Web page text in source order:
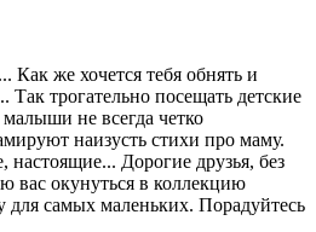
же хочется тебя обнять и
трогательно посещать детские
не всегда четко
наизусть стихи про маму.
Дорогие друзья, без
вас окунуться в коллекцию
для самых маленьких. Порадуйтесь